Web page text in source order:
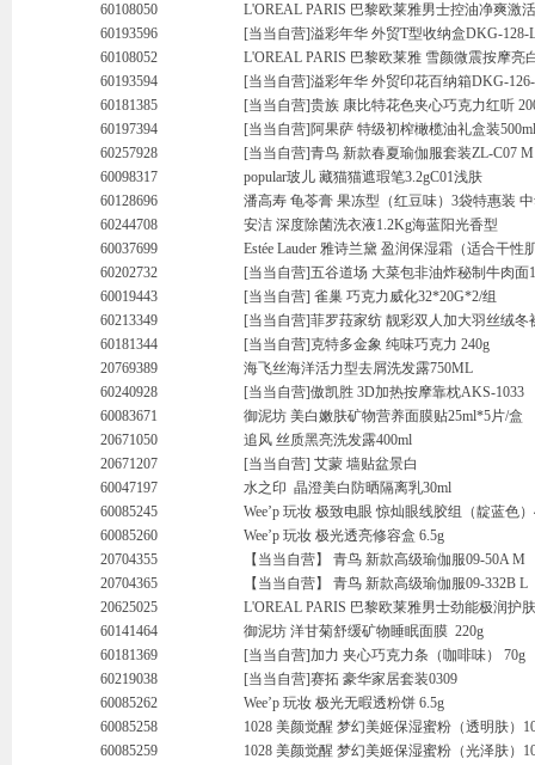
60108050
L'OREAL PARIS 巴黎欧莱雅男士控油净爽激
60193596
[当当自营]溢彩年华 外贸T型收纳盒DKG-128-
60108052
L'OREAL PARIS 巴黎欧莱雅 雪颜微震按摩亮
60193594
[当当自营]溢彩年华 外贸印花百纳箱DKG-
60181385
[当当自营]贵族 康比特花色夹心巧克力红听
60197394
[当当自营]阿果萨 特级初榨橄榄油礼盒装
60257928
[当当自营]青鸟 新款春夏瑜伽服套装ZL-C07 M
60098317
popular玻儿 藏猫猫遮瑕笔3.2gC01浅肤
60128696
潘高寿 龟苓膏 果冻型（红豆味）3袋特惠装
60244708
安洁 深度除菌洗衣液1.2Kg海蓝阳光香型
60037699
Estée Lauder 雅诗兰黛 盈润保湿霜（适合干性
60202732
[当当自营]五谷道场 大菜包非油炸秘制牛肉面
60019443
[当当自营] 雀巢 巧克力威化32*20G*2/组
60213349
[当当自营]菲罗菈家纺 靓彩双人加大羽丝绒冬
60181344
[当当自营]克特多金象 纯味巧克力 240g
20769389
海飞丝海洋活力型去屑洗发露750ML
60240928
[当当自营]傲凯胜 3D加热按摩靠枕AKS-1033
60083671
御泥坊 美白嫩肤矿物营养面膜贴25ml*5片/盒
20671050
追风 丝质黑亮洗发露400ml
20671207
[当当自营] 艾蒙 墙贴盆景白
60047197
水之印 晶澄美白防晒隔离乳30ml
60085245
Wee’p 玩妆 极致电眼 惊灿眼线胶组（靛蓝色
60085260
Wee’p 玩妆 极光透亮修容盒 6.5g
20704355
【当当自营】 青鸟 新款高级瑜伽服09-50A M
20704365
【当当自营】 青鸟 新款高级瑜伽服09-332B L
20625025
L'OREAL PARIS 巴黎欧莱雅男士劲能极润护
60141464
御泥坊 洋甘菊舒缓矿物睡眠面膜 220g
60181369
[当当自营]加力 夹心巧克力条（咖啡味） 70g
60219038
[当当自营]赛拓 豪华家居套装0309
60085262
Wee’p 玩妆 极光无暇透粉饼 6.5g
60085258
1028 美颜觉醒 梦幻美姬保湿蜜粉（透明肤）
60085259
1028 美颜觉醒 梦幻美姬保湿蜜粉（光泽肤）